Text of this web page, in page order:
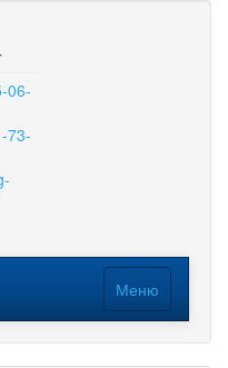
06-
73-
Меню